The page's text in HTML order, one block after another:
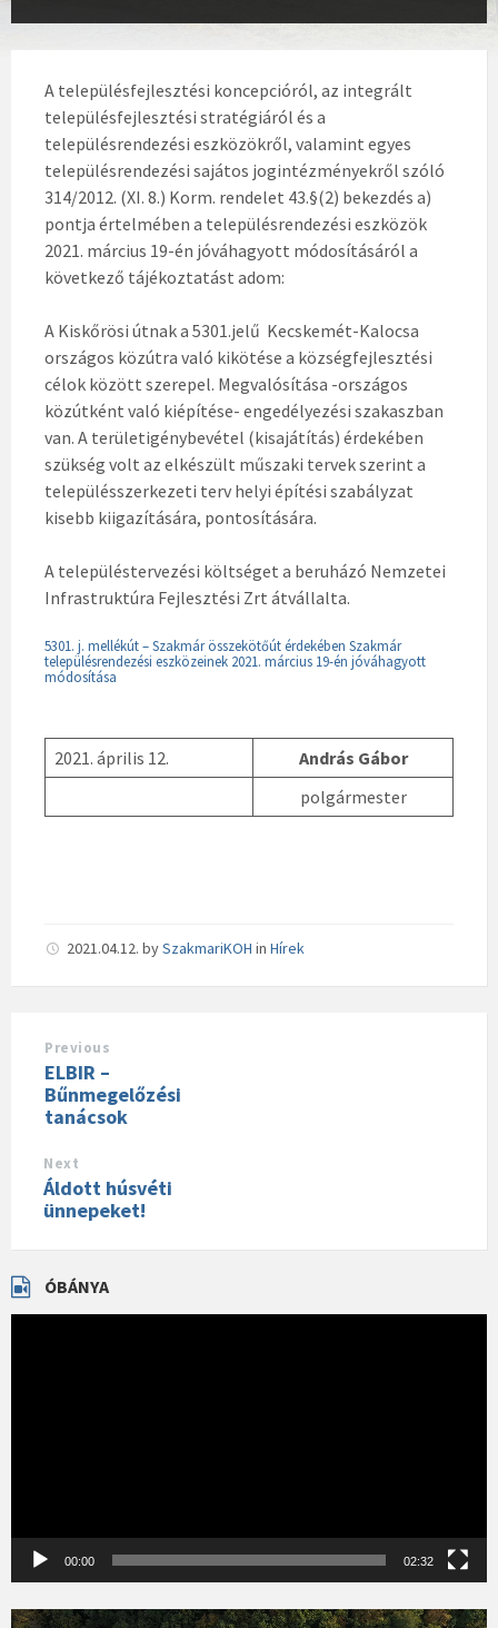
A településfejlesztési koncepcióról, az integrált
településfejlesztési stratégiáról és a
településrendezési eszközökről, valamint egyes
településrendezési sajátos jogintézményekről szóló
314/2012. (XI. 8.) Korm. rendelet 43.§(2) bekezdés a)
pontja értelmében a településrendezési eszközök
2021. március 19-én jóváhagyott módosításáról a
következő tájékoztatást adom:
A Kiskőrösi útnak a 5301.jelű Kecskemét-Kalocsa
országos közútra való kikötése a községfejlesztési
célok között szerepel. Megvalósítása -országos
közútként való kiépítése- engedélyezési szakaszban
van. A területigénybevétel (kisajátítás) érdekében
szükség volt az elkészült műszaki tervek szerint a
településszerkezeti terv helyi építési szabályzat
kisebb kiigazítására, pontosítására.
A településtervezési költséget a beruházó Nemzetei
Infrastruktúra Fejlesztési Zrt átvállalta.
5301. j. mellékút – Szakmár összekötőút érdekében Szakmár
településrendezési eszközeinek 2021. március 19-én jóváhagyott
módosítása
2021. április 12.
András Gábor
polgármester
2021.04.12. bySzakmariKOH in Hírek
Previous
ELBIR –
Bűnmegelőzési
tanácsok
Next
Áldott húsvéti
ünnepeket!
ÓBÁNYA
00:00 02:32
Videólejátszó